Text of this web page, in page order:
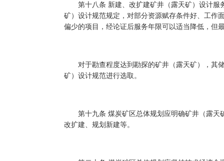
第十八条 新建、改扩建矿井（露天矿）设计服
矿）设计规范规定，对部分资源赋存条件好、工作
偏少的项目，经论证后服务年限可以适当降低，但
对于勘查程度达到勘探的矿井（露天矿），其
矿）设计规范进行选取。
第十九条 煤炭矿区总体规划应明确矿井（露天
改扩建、规划新建等。